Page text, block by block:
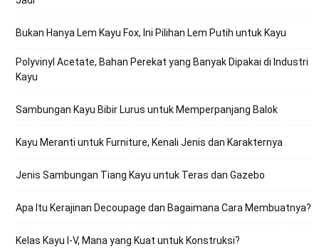
Bukan Hanya Lem Kayu Fox, Ini Pilihan Lem Putih untuk Kayu
Polyvinyl Acetate, Bahan Perekat yang Banyak Dipakai di Industri
Kayu
Sambungan Kayu Bibir Lurus untuk Memperpanjang Balok
Kayu Meranti untuk Furniture, Kenali Jenis dan Karakternya
Jenis Sambungan Tiang Kayu untuk Teras dan Gazebo
Apa Itu Kerajinan Decoupage dan Bagaimana Cara Membuatnya?
Kelas Kayu I-V, Mana yang Kuat untuk Konstruksi?